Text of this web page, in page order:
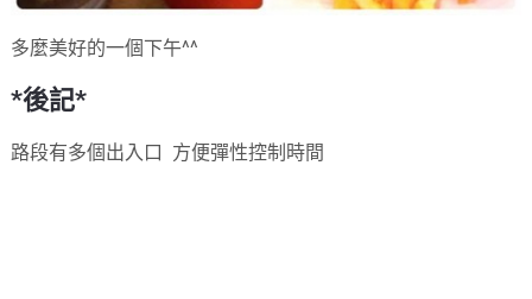
多麼美好的一個下午^^
*後記*
路段有多個出入口 方便彈性控制時間